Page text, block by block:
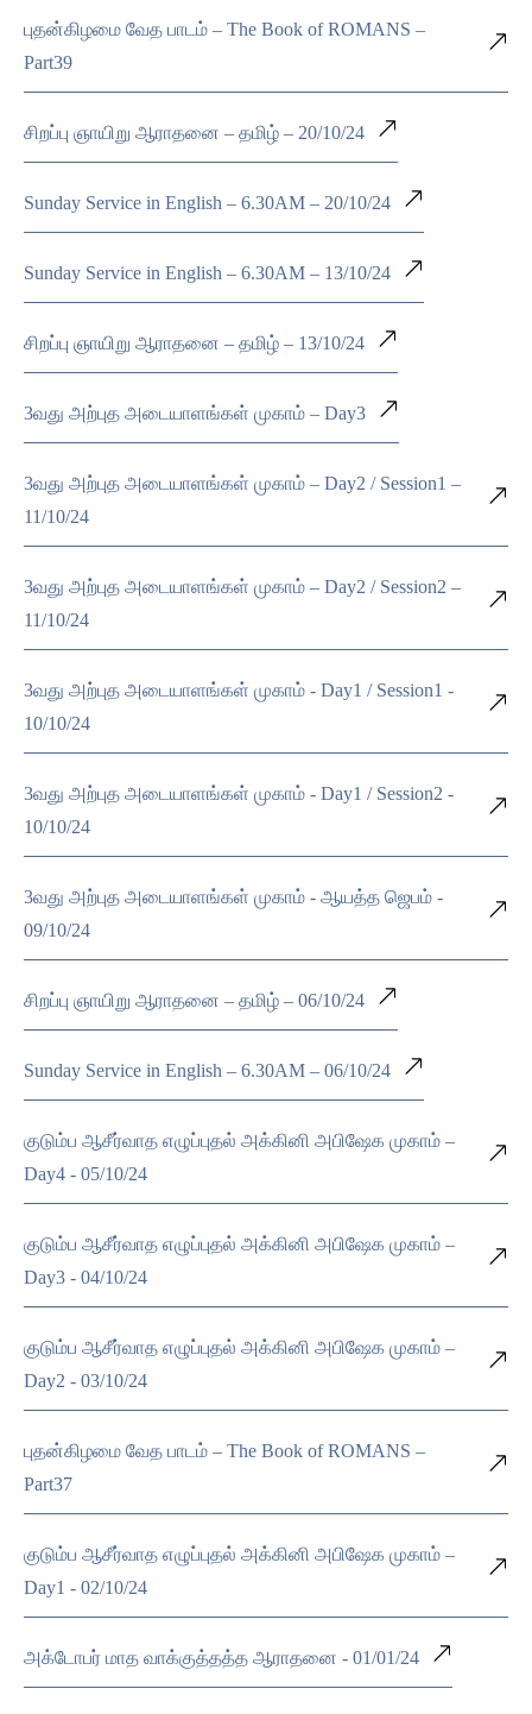
புதன்கிழமை வேத பாடம் – The Book of ROMANS –
Part39
சிறப்பு ஞாயிறு ஆராதனை – தமிழ் – 20/10/24
Sunday Service in English – 6.30AM – 20/10/24
Sunday Service in English – 6.30AM – 13/10/24
சிறப்பு ஞாயிறு ஆராதனை – தமிழ் – 13/10/24
3வது அற்புத அடையாளங்கள் முகாம் – Day3
3வது அற்புத அடையாளங்கள் முகாம் – Day2 / Session1 –
11/10/24
3வது அற்புத அடையாளங்கள் முகாம் – Day2 / Session2 –
11/10/24
3வது அற்புத அடையாளங்கள் முகாம் - Day1 / Session1 -
10/10/24
3வது அற்புத அடையாளங்கள் முகாம் - Day1 / Session2 -
10/10/24
3வது அற்புத அடையாளங்கள் முகாம் - ஆயத்த ஜெபம் -
09/10/24
சிறப்பு ஞாயிறு ஆராதனை – தமிழ் – 06/10/24
Sunday Service in English – 6.30AM – 06/10/24
குடும்ப ஆசீர்வாத எழுப்புதல் அக்கினி அபிஷேக முகாம் –
Day4 - 05/10/24
குடும்ப ஆசீர்வாத எழுப்புதல் அக்கினி அபிஷேக முகாம் –
Day3 - 04/10/24
குடும்ப ஆசீர்வாத எழுப்புதல் அக்கினி அபிஷேக முகாம் –
Day2 - 03/10/24
புதன்கிழமை வேத பாடம் – The Book of ROMANS –
Part37
குடும்ப ஆசீர்வாத எழுப்புதல் அக்கினி அபிஷேக முகாம் –
Day1 - 02/10/24
அக்டோபர் மாத வாக்குத்தத்த ஆராதனை - 01/01/24